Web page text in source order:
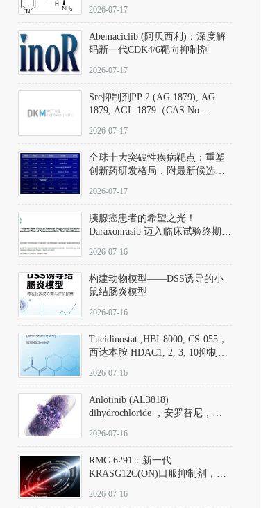
同等抑制ROCK1与ROCK2；其通
过精准嵌入激酶的ATP结合位点
发挥抑制作用，对ROCK1和
ROCK2的解离常数（Ki）分别为
140 nM和300 nM；在众多丝氨酸/
中，其靶向ROCK的选择性超过
200倍，凸显出优异的分子特异
2026-07-17
Abemaciclib (阿贝西利)：深度解
码新一代CDK4/6靶向抑制剂
2026-07-17
Src抑制剂PP 2 (AG 1879), AG
1879, AGL 1879（CAS No.
应用指南
2026-07-17
全球十大突破性疾病靶点：重塑
创新药研发格局，附最新候选分
2026-07-17
胰腺癌患者的希望之光！
Daraxonrasib 迈入临床试验终期阶
2026-07-16
构建动物模型——DSS诱导的小
鼠结肠炎模型
2026-07-16
Tucidinostat ,HBI-8000, CS-055，
西达本胺 HDAC1, 2, 3, 10抑制剂
D808567) - DKM活性分子
2026-07-16
Anlotinib (AL3818)
dihydrochloride ，安罗替尼，
Hydrochloride实验方法步骤SOP
2026-07-16
RMC-6291：新一代
KRASG12C(ON)口服抑制剂，
(Elironrasib)CAS#2641998-63-0
2026-07-16